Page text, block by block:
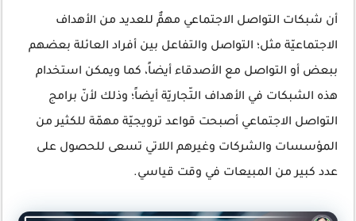
أن شبكات التواصل الاجتماعي مهمٌّ للعديد من الأهداف
الاجتماعيّة مثل؛ التواصل والتفاعل بين أفراد العائلة بعضهم
ببعض أو التواصل مع الأصدقاء أيضاً، كما ويمكن استخدام
هذه الشبكات في الأهداف التّجاريّة أيضاً؛ وذلك لأنّ برامج
التواصل الاجتماعي أصبحت قواعد ترويجيّة مهمّة للكثير من
المؤسسات والشركات وغيرهم اللاتي تسعى للحصول على
عدد كبير من المبيعات في وقت قياسي.